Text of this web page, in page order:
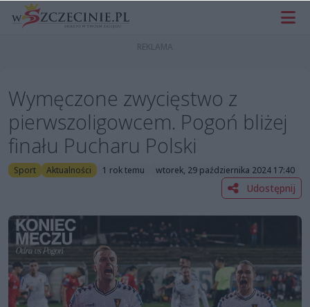
Wymęczone zwycięstwo z
pierwszoligowcem. Pogoń bliżej
finału Pucharu Polski
Sport Aktualności 1 rok temu wtorek, 29 października 2024 17:40
Udostępnij